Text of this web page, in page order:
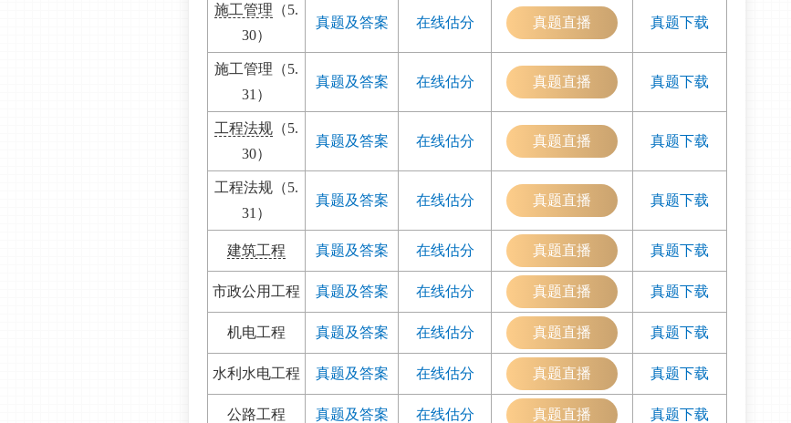
施工管理 （5.
30）
真题及答案 在线估分 真题直播 真题下载
施工管理（5.
31）
真题及答案 在线估分 真题直播 真题下载
工程法规 （5.
30）
真题及答案 在线估分 真题直播 真题下载
工程法规（5.
31）
真题及答案 在线估分 真题直播 真题下载
建筑工程 真题及答案 在线估分 真题直播 真题下载
市政公用工程 真题及答案 在线估分 真题直播 真题下载
机电工程 真题及答案 在线估分 真题直播 真题下载
水利水电工程 真题及答案 在线估分 真题直播 真题下载
公路工程 真题及答案 在线估分 真题直播 真题下载